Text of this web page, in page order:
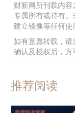
财新网所刊载内
专属所有或持有
建立镜像等任何使
如有意愿转载，请
确认及授权后，方
推荐阅读